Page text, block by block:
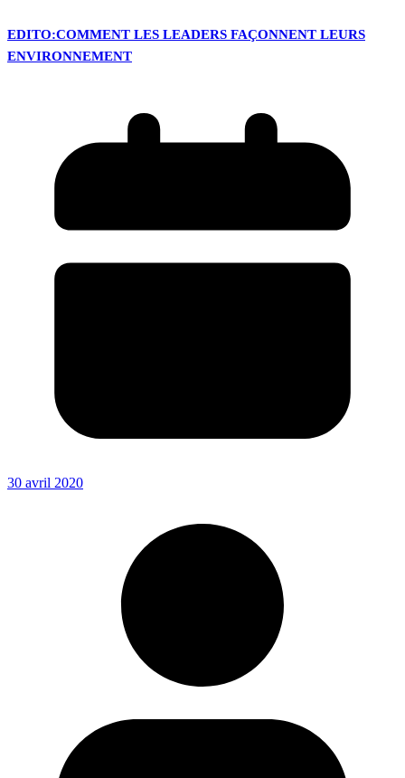
EDITO:COMMENT LES LEADERS FAÇONNENT LEURS
ENVIRONNEMENT
30 avril 2020